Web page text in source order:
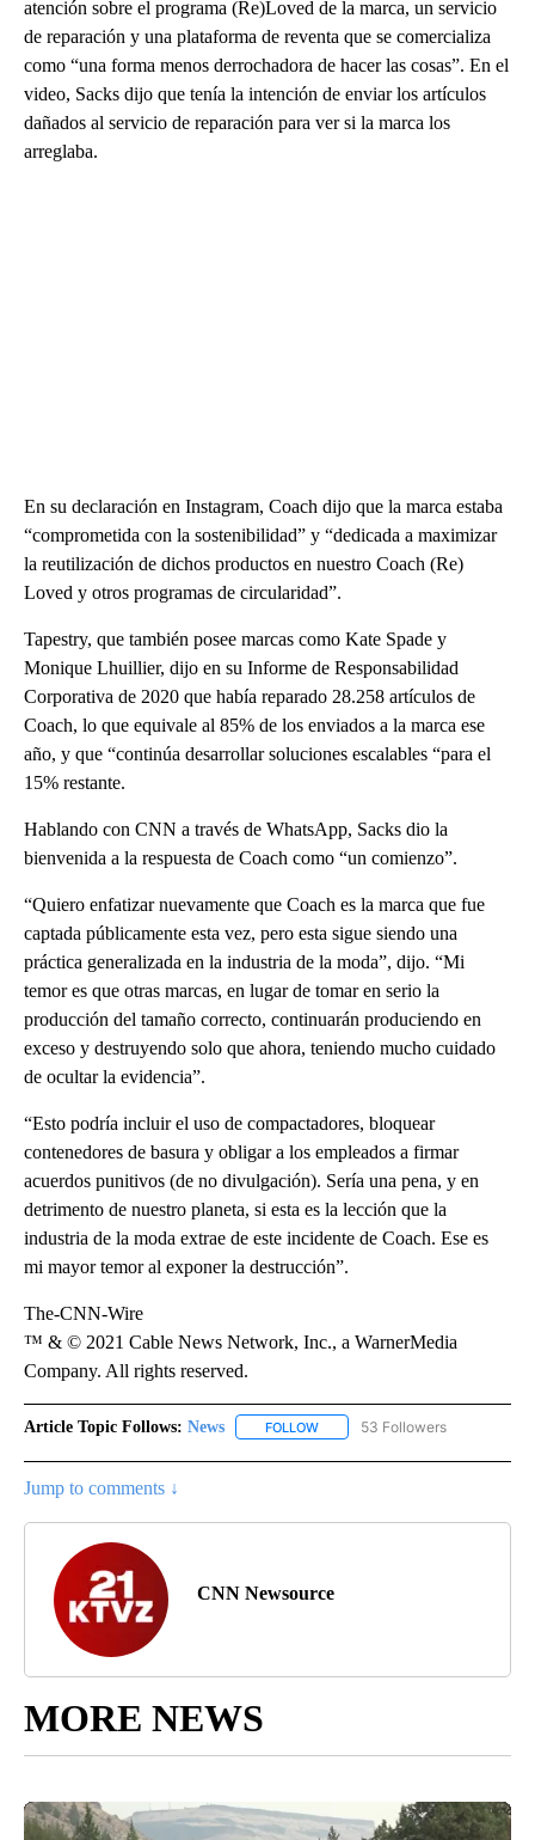
atención sobre el programa (Re)Loved de la marca, un servicio
de reparación y una plataforma de reventa que se comercializa
como “una forma menos derrochadora de hacer las cosas”. En el
video, Sacks dijo que tenía la intención de enviar los artículos
dañados al servicio de reparación para ver si la marca los
arreglaba.
En su declaración en Instagram, Coach dijo que la marca estaba
“comprometida con la sostenibilidad” y “dedicada a maximizar
la reutilización de dichos productos en nuestro Coach (Re)
Loved y otros programas de circularidad”.
Tapestry, que también posee marcas como Kate Spade y
Monique Lhuillier, dijo en su Informe de Responsabilidad
Corporativa de 2020 que había reparado 28.258 artículos de
Coach, lo que equivale al 85% de los enviados a la marca ese
año, y que “continúa desarrollar soluciones escalables “para el
15% restante.
Hablando con CNN a través de WhatsApp, Sacks dio la
bienvenida a la respuesta de Coach como “un comienzo”.
“Quiero enfatizar nuevamente que Coach es la marca que fue
captada públicamente esta vez, pero esta sigue siendo una
práctica generalizada en la industria de la moda”, dijo. “Mi
temor es que otras marcas, en lugar de tomar en serio la
producción del tamaño correcto, continuarán produciendo en
exceso y destruyendo solo que ahora, teniendo mucho cuidado
de ocultar la evidencia”.
“Esto podría incluir el uso de compactadores, bloquear
contenedores de basura y obligar a los empleados a firmar
acuerdos punitivos (de no divulgación). Sería una pena, y en
detrimento de nuestro planeta, si esta es la lección que la
industria de la moda extrae de este incidente de Coach. Ese es
mi mayor temor al exponer la destrucción”.
The-CNN-Wire
™ & © 2021 Cable News Network, Inc., a WarnerMedia
Company. All rights reserved.
Article Topic Follows: News FOLLOW FOLLOW "NEWS" TO RECEIVE
53 Followers
Jump to comments ↓
CNN Newsource
MORE NEWS